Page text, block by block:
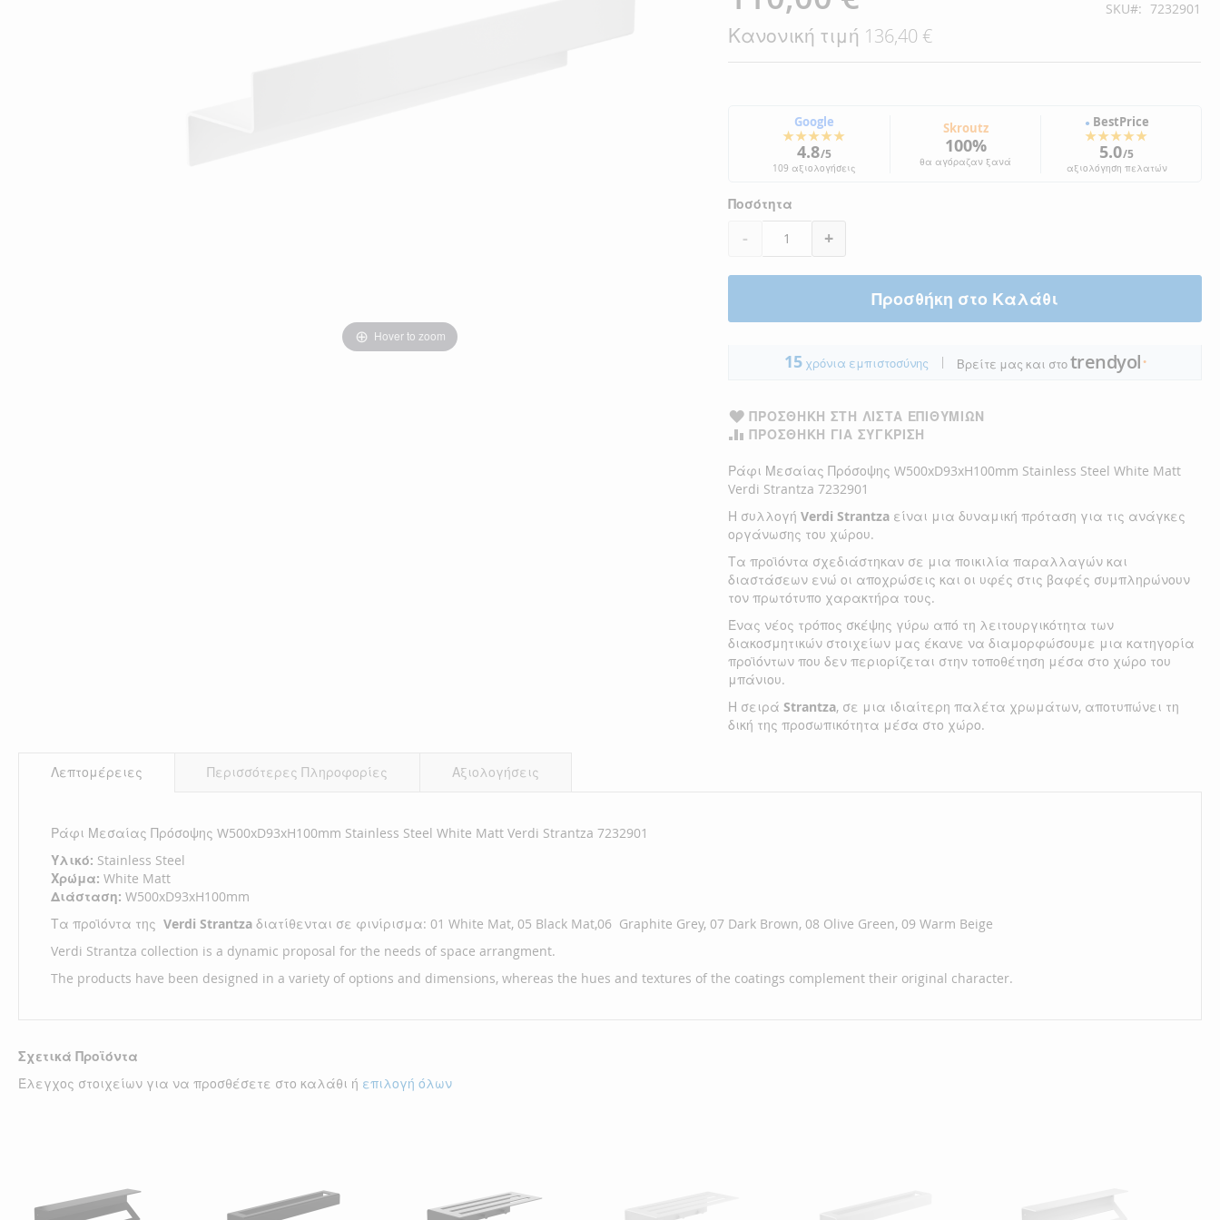
Hover to zoom
Κανονική τιμή 136,40 €
SKU
7232901
Google
★★★★★
4.8/5
109 αξιολογήσεις
Skroutz
100%
θα αγόραζαν ξανά
● BestPrice
★★★★★
5.0/5
αξιολόγηση πελατών
Ποσότητα
- +
Προσθήκη στο Καλάθι
15χρόνια εμπιστοσύνης | Βρείτε μας και στοtrendyol ●
ΠΡΟΣΘΉΚΗ ΣΤΗ ΛΊΣΤΑ ΕΠΙΘΥΜΙΏΝ
ΠΡΟΣΘΉΚΗ ΓΙΑ ΣΎΓΚΡΙΣΗ
Ράφι Μεσαίας Πρόσοψης W500xD93xH100mm Stainless Steel White Matt
Verdi Strantza 7232901
Η συλλογήVerdi Strantza είναι μια δυναμική πρόταση για τις ανάγκες
οργάνωσης του χώρου.
Τα προϊόντα σχεδιάστηκαν σε μια ποικιλία παραλλαγών και
διαστάσεων ενώ οι αποχρώσεις και οι υφές στις βαφές συμπληρώνουν
τον πρωτότυπο χαρακτήρα τους.
Ένας νέος τρόπος σκέψης γύρω από τη λειτουργικότητα των
διακοσμητικών στοιχείων μας έκανε να διαμορφώσουμε μια κατηγορία
προϊόντων που δεν περιορίζεται στην τοποθέτηση μέσα στο χώρο του
μπάνιου.
Η σειράStrantza, σε μια ιδιαίτερη παλέτα χρωμάτων, αποτυπώνει τη
δική της προσωπικότητα μέσα στο χώρο.
Λεπτομέρειες
Ράφι Μεσαίας Πρόσοψης W500xD93xH100mm Stainless Steel White Matt Verdi Strantza 7232901
Υλικό: Stainless Steel
Χρώμα: White Matt
Διάσταση: W500xD93xH100mm
Τα προϊόντα της Verdi Strantza διατίθενται σε φινίρισμα: 01 White Mat, 05 Black Mat,06 Graphite Grey, 07 Dark Brown, 08 Olive Green, 09 Warm Beige
Verdi Strantza collection is a dynamic proposal for the needs of space arrangment.
The products have been designed in a variety of options and dimensions, whereas the hues and textures of the coatings complement their original character.
Περισσότερες Πληροφορίες Αξιολογήσεις
Σχετικά Προϊόντα
Έλεγχος στοιχείων για να προσθέσετε στο καλάθι ή επιλογή όλων